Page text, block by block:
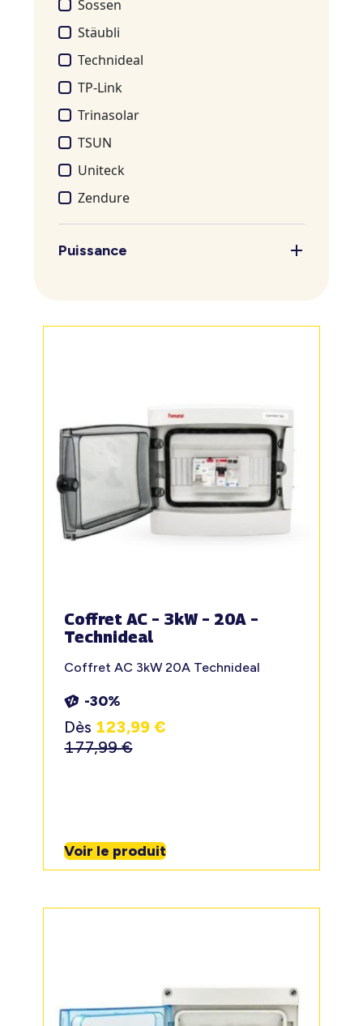
Sossen
Stäubli
Technideal
TP-Link
Trinasolar
TSUN
Uniteck
Zendure
Puissance
Coffret AC – 3kW – 20A –
Technideal
Coffret AC 3kW 20A Technideal
-30%
Dès 123,99€
177,99€
Voir le produit